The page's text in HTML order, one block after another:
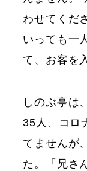
わせてくだ
いっても一
て、お客を
しのぶ亭は
35人、コロ
てませんが
た。「兄さ